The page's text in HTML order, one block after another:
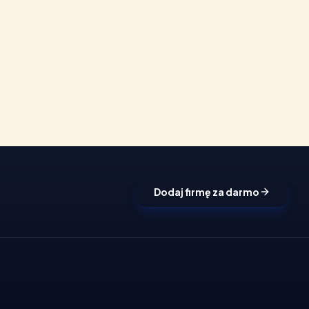
Dodaj firmę za darmo